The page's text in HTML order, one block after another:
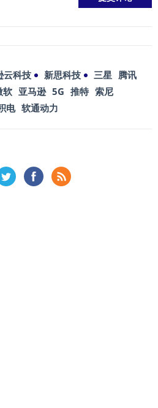
云科技 新思科技 三星 腾讯
软 亚马逊 5G 推特 索尼
电 软通动力